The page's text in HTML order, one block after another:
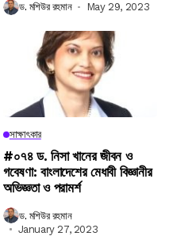
ড. মশিউর রহমান May 29, 2023
সাক্ষাৎকার
#০৭৪ ড. নিসা খানের জীবন ও
গবেষণা: বাংলাদেশের মেধাবী বিজ্ঞানীর
অভিজ্ঞতা ও পরামর্শ
ড. মশিউর রহমান
January 27, 2023